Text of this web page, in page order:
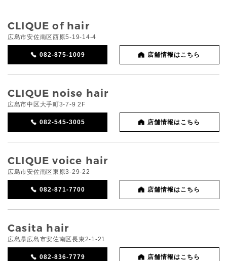
CLIQUE of hair
広島市安佐南区西原5-19-14-4
082-875-1009 店舗情報はこちら
CLIQUE noise hair
広島市中区大手町3-7-9 2F
082-545-3005 店舗情報はこちら
CLIQUE voice hair
広島市安佐南区東原3-29-22
082-871-7700 店舗情報はこちら
Casita hair
広島県広島市安佐南区長束2-1-21
082-836-7779 店舗情報はこちら